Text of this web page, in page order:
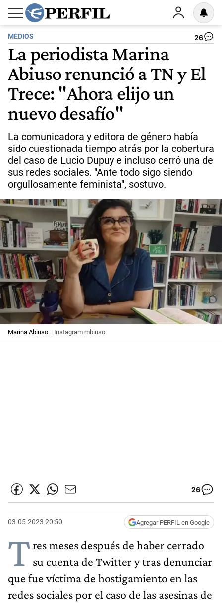
MEDIOS 26
La periodista Marina
Abiuso renunció a TN y El
Trece: "Ahora elijo un
nuevo desafío"
La comunicadora y editora de género había
sido cuestionada tiempo atrás por la cobertura
del caso de Lucio Dupuy e incluso cerró una de
sus redes sociales. "Ante todo sigo siendo
orgullosamente feminista", sostuvo.
Marina Abiuso. | Instagram mbiuso
26
03-05-2023 20:50 Agregar PERFIL en Google
Tres meses después de haber cerrado
su cuenta de Twitter y tras denunciar
que fue víctima de hostigamiento en las
redes sociales por el caso de las asesinas de